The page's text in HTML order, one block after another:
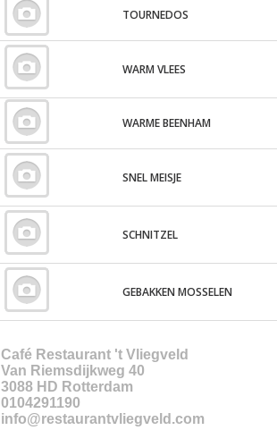
TOURNEDOS
WARM VLEES
WARME BEENHAM
SNEL MEISJE
SCHNITZEL
GEBAKKEN MOSSELEN
Café Restaurant 't Vliegveld
Van Riemsdijkweg 40
3088 HD Rotterdam
0104291190
info@restaurantvliegveld.com